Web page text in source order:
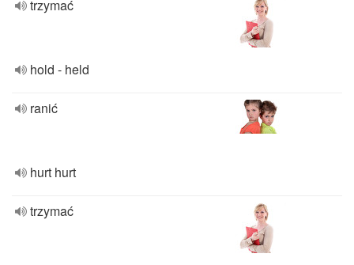
trzymać
hold - held
ranić
hurt hurt
trzymać